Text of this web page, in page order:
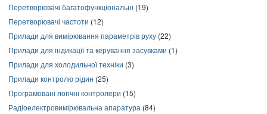
Перетворювачі багатофункціональні (19)
Перетворювачі частоти (12)
Прилади для вимірювання параметрів руху (22)
Прилади для індикації та керування засувками (1)
Прилади для холодильної техніки (3)
Прилади контролю рідин (25)
Програмовані логічні контролери (15)
Радіоелектровимірювальна апаратура (84)